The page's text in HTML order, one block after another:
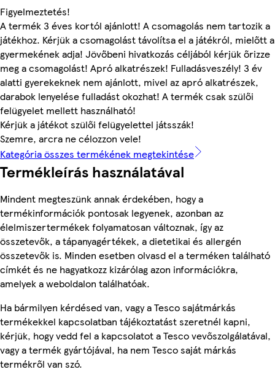
Figyelmeztetés!
A termék 3 éves kortól ajánlott! A csomagolás nem tartozik a
játékhoz. Kérjük a csomagolást távolítsa el a játékról, mielőtt a
gyermekének adja! Jövőbeni hivatkozás céljából kérjük őrizze
meg a csomagolást! Apró alkatrészek! Fulladásveszély! 3 év
alatti gyerekeknek nem ajánlott, mivel az apró alkatrészek,
darabok lenyelése fulladást okozhat! A termék csak szülői
felügyelet mellett használható!
Kérjük a játékot szülői felügyelettel játsszák!
Szemre, arcra ne célozzon vele!
Kategória összes termékének megtekintése
Termékleírás használatával
Mindent megteszünk annak érdekében, hogy a
termékinformációk pontosak legyenek, azonban az
élelmiszertermékek folyamatosan változnak, így az
összetevők, a tápanyagértékek, a dietetikai és allergén
összetevők is. Minden esetben olvasd el a terméken található
címkét és ne hagyatkozz kizárólag azon információkra,
amelyek a weboldalon találhatóak.
Ha bármilyen kérdésed van, vagy a Tesco sajátmárkás
termékekkel kapcsolatban tájékoztatást szeretnél kapni,
kérjük, hogy vedd fel a kapcsolatot a Tesco vevőszolgálatával,
vagy a termék gyártójával, ha nem Tesco saját márkás
termékről van szó.